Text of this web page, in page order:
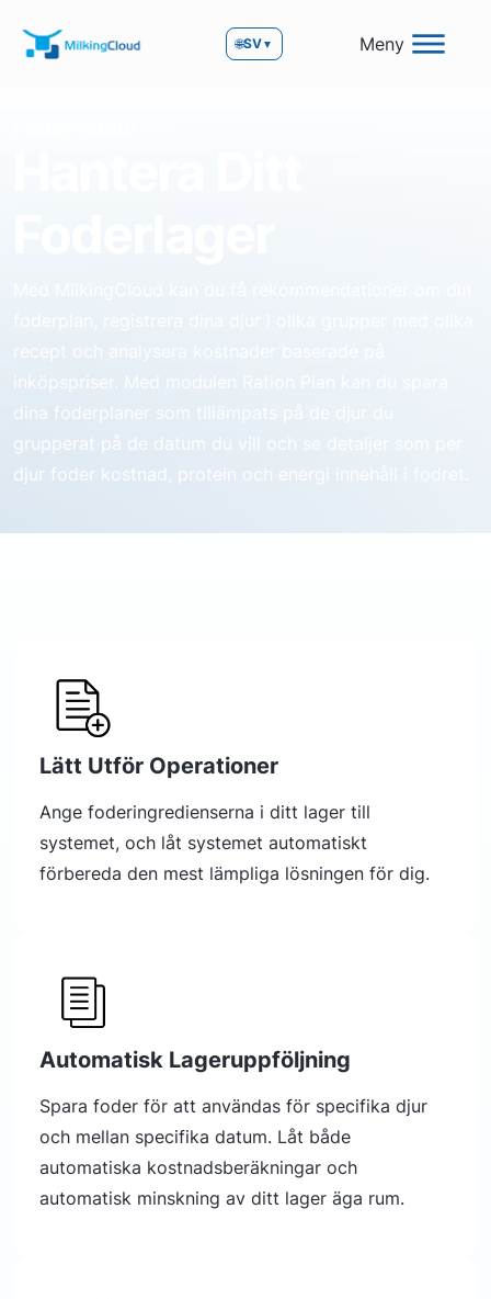
🌐SV▼ Meny
recept och analysera kostnader baserade på
inköpspriser. Med modulen Ration Plan kan du spara
dina foderplaner som tillämpats på de djur du
grupperat på de datum du vill och se detaljer som per
djur foder kostnad, protein och energi innehåll i fodret.
Lätt Utför Operationer
Ange foderingredienserna i ditt lager till
systemet, och låt systemet automatiskt
förbereda den mest lämpliga lösningen för dig.
Automatisk Lageruppföljning
Spara foder för att användas för specifika djur
och mellan specifika datum. Låt både
automatiska kostnadsberäkningar och
automatisk minskning av ditt lager äga rum.